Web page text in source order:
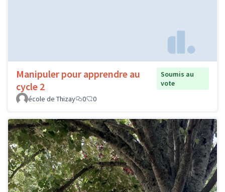
Manipuler pour apprendre au
cycle 2
Soumis au
vote
école de Thizay
0 0